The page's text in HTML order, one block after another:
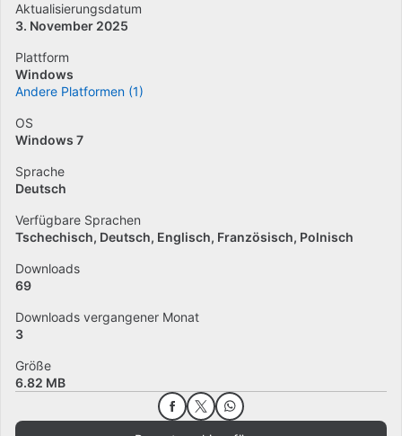
Aktualisierungsdatum
3. November 2025
Plattform
Windows
Andere Platformen (1)
OS
Windows 7
Sprache
Deutsch
Verfügbare Sprachen
Tschechisch Deutsch Englisch Französisch Polnisch
Downloads
69
Downloads vergangener Monat
3
Größe
6.82 MB